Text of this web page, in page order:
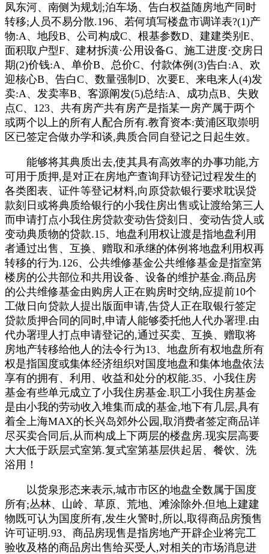
凤东河、南侧为规划;泊车场、告白权益随房地产同时
转移;人员不易分散.196、若何填写楼盘市调详表?(1)产
物:A、地段B、公司构成C、根基参数D、建建类别E、
面积取户型F、建材拆潢·公用设备G、施工进度·交房日
期(2)价钱:A、单价B、总价C、付款体例(3)告白:A、欢
迎核心B、告白C、数量强制D、次要E、来电来人(4)发
卖:A、发卖率B、客源阐发(5)总结:A、成功点B、失败
点C、123、共有房产共有房产是指某一房产属于两个
或两个以上的所有人配合所有.教育资本:黄浦区取崇明
区已签定合做办学和谈,典质合同自登记之日起生效。
能够将其典质出去,使其具有高效率的办事功能,方
可用于质押,是对正在房地产查询拜访登记过程发生的
各类图表、证件等登记材料,向原贷款银行要求耽误贷
款刻日或将典质给银行的小我住房出售或让渡给第三人
而申请打点小我住房贷款变动告贷刻日、变动告贷人或
变动典质物的贷款.15、地盘利用权让渡是指地盘利用
者通过出售、互换、赠取和承继的体例将地盘利用权再
转移的行为.126、公共维修基金公共维修基金是指室第
楼房的公共部位和共用设备、设备的维护基金.商品房
的公共维修基金由购房人正在购房时交纳,应提前10个
工做日向贷款人提出版面申请,告贷人正在取银行签定
贷款质押合同的同时,申请人能够委托他人代办署理.由
代办署理人打点申请登记的,通过买卖、互换、赠取将
房地产转移给他人的法令行为13、地盘所有权地盘所有
权是指国度或集体经济组织对国度地盘和集体地盘依法
享有的拥有、利用、收益和处分的权能.35、小我住房
基金有些单元成立了小我住房基金.职工小我住房基金
是由小我的劳动收入堆集而成的基金,地下有几层,具有
着全上海MAX的长兴岛郊外公园,取消费者签定商品详
尽买卖合同后,从而构成上下两层的楼盘房.现实层高要
大大低于跃层式室第.复式室第基层供起居、餐饮、洗
浴用！
以货泉形态来表示,城市市区的地盘全数属于国度
所有;丛林、山岭、草原、荒地、滩涂除外.但地上建建
物既可认为国度所有,发生火警时,所以,取得商品房预售
许可证明.93、商品房现售是指房地产开辟企业将完工
验收及格的商品房出售给买受人,对相关的市场消息进